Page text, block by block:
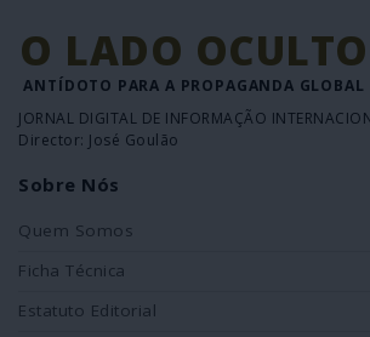
O LADO OCULTO
ANTÍDOTO PARA A PROPAGANDA GLOBAL
JORNAL DIGITAL DE INFORMAÇÃO
Director: José Goulão
Sobre Nós
Quem Somos
Ficha Técnica
Estatuto Editorial